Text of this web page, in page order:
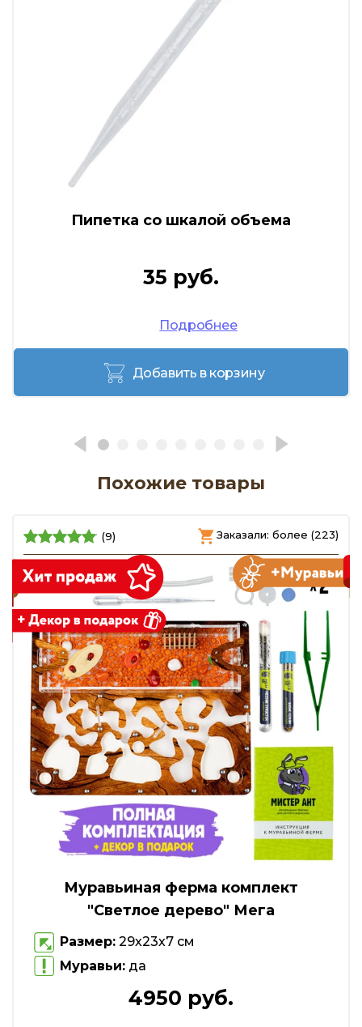
Пипетка со шкалой объема
35 руб.
Подробнее
Добавить в корзину
Похожие товары
(9) Заказали: более (223)
Муравьиная ферма комплект
"Светлое дерево" Мега
Размер: 29х23х7 см
Муравьи: да
4950 руб.